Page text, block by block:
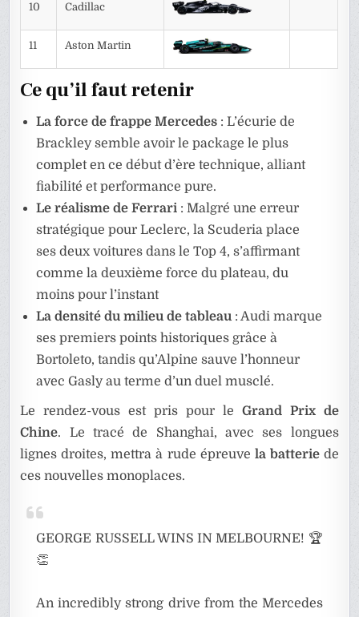
10 Cadillac
11 Aston Martin
Ce qu’il faut retenir
La force de frappe Mercedes : L’écurie de
Brackley semble avoir le package le plus
complet en ce début d’ère technique, alliant
fiabilité et performance pure.
Le réalisme de Ferrari : Malgré une erreur
stratégique pour Leclerc, la Scuderia place
ses deux voitures dans le Top 4, s’affirmant
comme la deuxième force du plateau, du
moins pour l’instant
La densité du milieu de tableau : Audi marque
ses premiers points historiques grâce à
Bortoleto, tandis qu’Alpine sauve l’honneur
avec Gasly au terme d’un duel musclé.
Le rendez-vous est pris pour le Grand Prix de
Chine. Le tracé de Shanghai, avec ses longues
lignes droites, mettra à rude épreuve la batteriede
ces nouvelles monoplaces.
GEORGE RUSSELL WINS IN MELBOURNE! 🏆
👏
An incredibly strong drive from the Mercedes